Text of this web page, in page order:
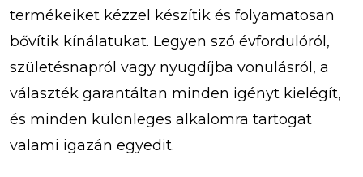
termékeiket kézzel készítik és folyamatosan
bővítik kínálatukat. Legyen szó évfordulóról,
születésnapról vagy nyugdíjba vonulásról, a
választék garantáltan minden igényt kielégít,
és minden különleges alkalomra tartogat
valami igazán egyedit.